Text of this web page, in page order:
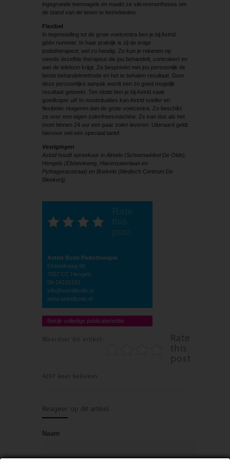
ingegroeide teennagels en maakt ze siliconenortheses om
de stand van de tenen te beïnvloeden.
Flexibel
In tegenstelling tot de grote voetcentra ben je bij Astrid
géén nummer. In haar praktijk is zij de enige
podotherapeut; wel zo handig. Zo kun je rekenen op
steeds dezelfde therapeut die jou behandelt, controleert en
aan de telefoon krijgt. Ze bespreekt met jou persoonlijk de
beste behandelmethode en het te behalen resultaat. Door
deze persoonlijke aanpak wordt een zo goed mogelijk
resultaat geboekt. Ten slotte ben je bij Astrid vaak
goedkoper uit! In noodsituaties kan Astrid sneller en
flexibeler reageren dan de grote voetcentra. Zo beschikt
ze over een eigen zolenfreesmachine. Ze kan dus als het
moet binnen 24 uur een paar zolen leveren. Uiteraard geldt
hiervoor wel een speciaal tarief.
Vestigingen
Astrid houdt spreekuur in Almelo (Schoenwinkel De Olde),
Hengelo (Elsbeekweg, Havenzatenlaan en
Pythagorasstraat) en Boekelo (Medisch Centrum De
Bleekerij).
Rate
this
post
Astrid Bode Podotherapie
Elsbeekweg 66
7557 CC Hengelo
06-24215193
info@astridbode.nl
www.astridbode.nl
Bekijk volledige publicatie/editie
Waardeer dit artikel:
Rate
this
post
4297 keer bekeken
Reageer op dit artikel
Naam